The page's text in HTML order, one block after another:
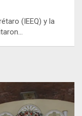
(IEEQ) y la